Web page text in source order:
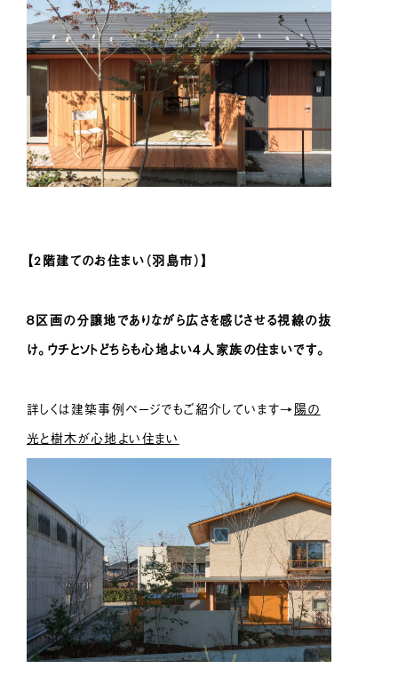
【2階建てのお住まい（羽島市）】
８区画の分譲地でありながら広さを感じさせる視線の抜
け。ウチとソトどちらも心地よい４人家族の住まいです。
詳しくは建築事例ページでもご紹介しています→陽の
光と樹木が心地よい住まい